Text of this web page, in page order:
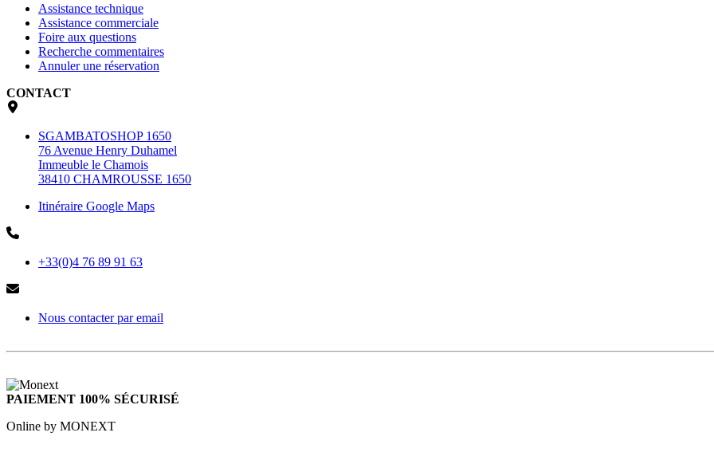
Assistance technique
Assistance commerciale
Foire aux questions
Recherche commentaires
Annuler une réservation
CONTACT
SGAMBATOSHOP 1650
76 Avenue Henry Duhamel
Immeuble le Chamois
38410 CHAMROUSSE 1650
Itinéraire Google Maps
+33(0)4 76 89 91 63
Nous contacter par email
PAIEMENT 100% SÉCURISÉ
Online by MONEXT